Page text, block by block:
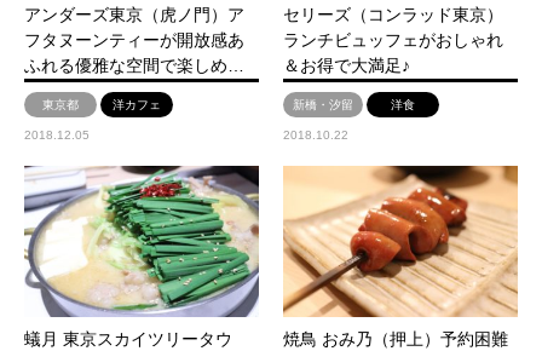
アンダーズ東京（虎ノ門）ア
フタヌーンティーが開放感あ
ふれる優雅な空間で楽しめ…
東京都 洋カフェ
2018.12.05
セリーズ（コンラッド東京）
ランチビュッフェがおしゃれ
＆お得で大満足♪
新橋・汐留 洋食
2018.10.22
蟻月 東京スカイツリータウ
焼鳥 おみ乃（押上）予約困難